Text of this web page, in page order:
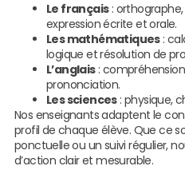
Le français:
expression écrite et orale.
Les mathématiques:
logique et résolution de
L’anglais:
prononciation.
Les sciences: physique,
Nos enseignants adaptent le
profil de chaque élève. Que ce
ponctuelle ou un suivi régulier,
d’action clair et mesurable.